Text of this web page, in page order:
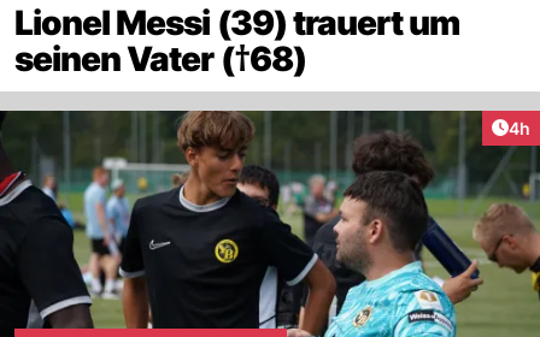
Lionel Messi (39) trauert um
seinen Vater (†68)
4h